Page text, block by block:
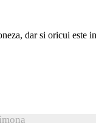
dar si oricui este